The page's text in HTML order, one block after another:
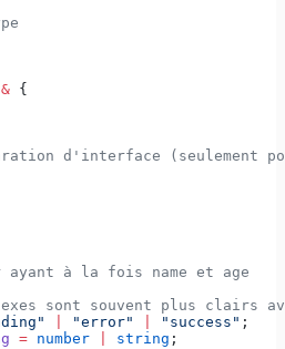
& {
d'interface (seulement
ayant à la fois name et age
sont souvent plus clairs
"error" "success" ;
= number string ;